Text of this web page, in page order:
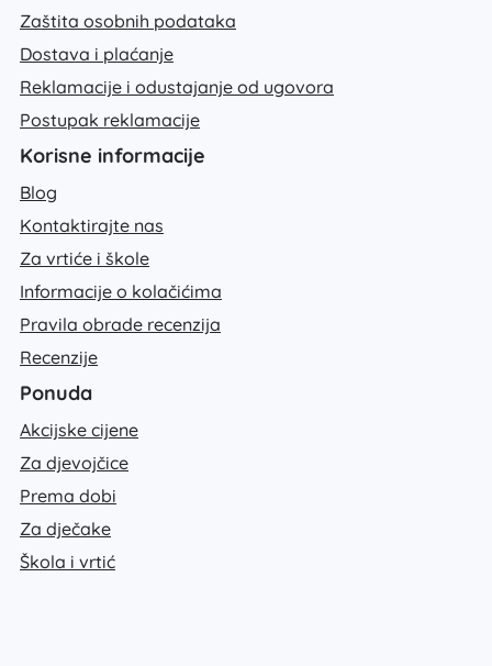
Zaštita osobnih podataka
Dostava i plaćanje
Reklamacije i odustajanje od ugovora
Postupak reklamacije
Korisne informacije
Blog
Kontaktirajte nas
Za vrtiće i škole
Informacije o kolačićima
Pravila obrade recenzija
Recenzije
Ponuda
Akcijske cijene
Za djevojčice
Prema dobi
Za dječake
Škola i vrtić